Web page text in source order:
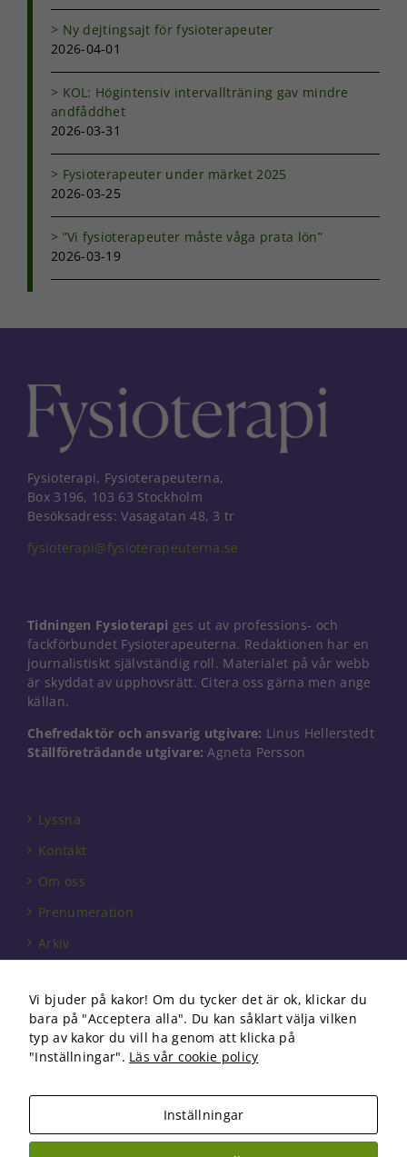
Ny dejtingsajt för fysioterapeuter
2026-04-01
KOL: Högintensiv intervallträning gav mindre
andfåddhet
2026-03-31
Fysioterapeuter under märket 2025
2026-03-25
”Vi fysioterapeuter måste våga prata lön”
2026-03-19
Fysioterapi, Fysioterapeuterna,
Box 3196, 103 63 Stockholm
Besöksadress: Vasagatan 48, 3 tr
fysioterapi@fysioterapeuterna.se
Tidningen Fysioterapi ges ut av professions- och
fackförbundet Fysioterapeuterna. Redaktionen har en
journalistiskt självständig roll. Materialet på vår webb
är skyddat av upphovsrätt. Citera oss gärna men ange
källan.
Chefredaktör och ansvarig utgivare: Linus Hellerstedt
Ställföreträdande utgivare: Agneta Persson
Lyssna
Kontakt
Om oss
Prenumeration
Arkiv
Förbundet
Om cookies
Copyright 2026 Fysioterapi | All Rights Reserved
Vi bjuder på kakor! Om du tycker det är ok, klickar du
bara på "Acceptera alla". Du kan såklart välja vilken
typ av kakor du vill ha genom att klicka på
"Inställningar". Läs vår cookie policy
Inställningar